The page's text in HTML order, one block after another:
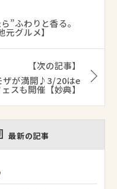
”ふわりと香る。
グルメ】
【次の記事】
ザが満開♪3/20はe
スも開催【妙典】
最新の記事